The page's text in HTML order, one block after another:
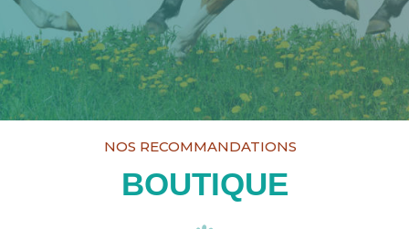
NOS RECOMMANDATIONS
BOUTIQUE